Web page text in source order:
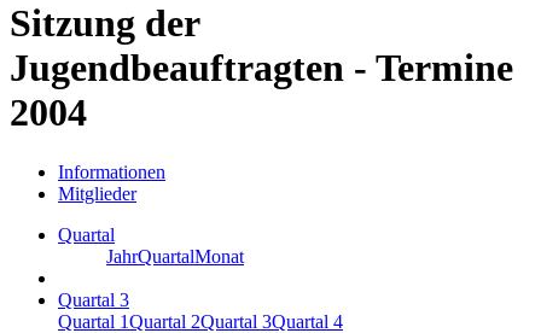
Sitzung der
Jugendbeauftragten - Termine
2004
Informationen
Mitglieder
Quartal
JahrQuartalMonat
Quartal 3
Quartal 1Quartal 2Quartal 3Quartal 4